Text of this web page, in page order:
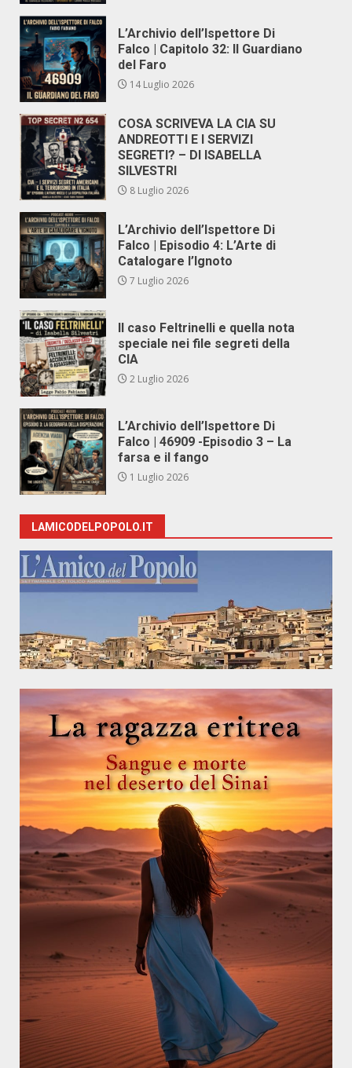
L’Archivio dell’Ispettore Di
Falco | Capitolo 32: Il Guardiano
del Faro
14 Luglio 2026
COSA SCRIVEVA LA CIA SU
ANDREOTTI E I SERVIZI
SEGRETI? – DI ISABELLA
SILVESTRI
8 Luglio 2026
L’Archivio dell’Ispettore Di
Falco | Episodio 4: L’Arte di
Catalogare l’Ignoto
7 Luglio 2026
Il caso Feltrinelli e quella nota
speciale nei file segreti della
CIA
2 Luglio 2026
L’Archivio dell’Ispettore Di
Falco | 46909 -Episodio 3 – La
farsa e il fango
1 Luglio 2026
LAMICODELPOPOLO.IT